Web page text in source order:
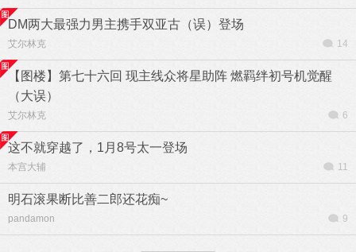
DM两大最强力男主携手双亚古（误）登场
艾尔林克 14
【图楼】第七十六回 现主线众将星助阵 燃羁绊初号机觉醒
（大误）
艾尔林克 6
这不就穿越了，1月8号太一登场
本宫大辅 11
明石滚果断比善二郎还花痴~
pandamon 9